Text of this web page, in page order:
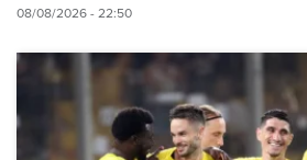
08/08/2026 - 22:50